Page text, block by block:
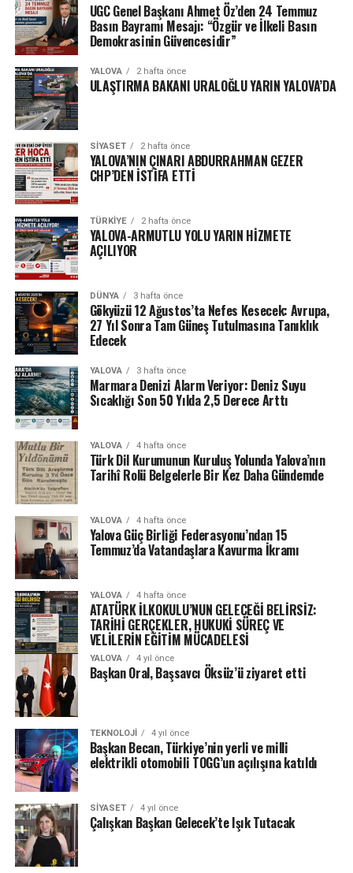
UGC Genel Başkanı Ahmet Öz’den 24 Temmuz
Basın Bayramı Mesajı: “Özgür ve İlkeli Basın
Demokrasinin Güvencesidir”
YALOVA 2 hafta önce
ULAŞTIRMA BAKANI URALOĞLU YARIN YALOVA’DA
SIYASET 2 hafta önce
YALOVA’NIN ÇINARI ABDURRAHMAN GEZER
CHP’DEN İSTİFA ETTİ
TÜRKIYE 2 hafta önce
YALOVA-ARMUTLU YOLU YARIN HİZMETE
AÇILIYOR
DÜNYA 3 hafta önce
Gökyüzü 12 Ağustos’ta Nefes Kesecek: Avrupa,
27 Yıl Sonra Tam Güneş Tutulmasına Tanıklık
Edecek
YALOVA 3 hafta önce
Marmara Denizi Alarm Veriyor: Deniz Suyu
Sıcaklığı Son 50 Yılda 2,5 Derece Arttı
YALOVA 4 hafta önce
Türk Dil Kurumunun Kuruluş Yolunda Yalova’nın
Tarihî Rolü Belgelerle Bir Kez Daha Gündemde
YALOVA 4 hafta önce
Yalova Güç Birliği Federasyonu’ndan 15
Temmuz’da Vatandaşlara Kavurma İkramı
YALOVA 4 hafta önce
ATATÜRK İLKOKULU’NUN GELECEĞİ BELİRSİZ:
TARİHİ GERÇEKLER, HUKUKİ SÜREÇ VE
VELİLERİN EĞİTİM MÜCADELESİ
YALOVA 4 yıl önce
Başkan Oral, Başsavcı Öksüz’ü ziyaret etti
TEKNOLOJI 4 yıl önce
Başkan Becan, Türkiye’nin yerli ve milli
elektrikli otomobili TOGG’un açılışına katıldı
SIYASET 4 yıl önce
Çalışkan Başkan Gelecek’te Işık Tutacak